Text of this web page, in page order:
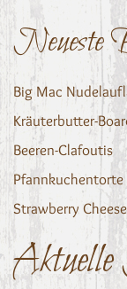
Neueste
Big Mac
Kräuterbutter-
Beeren-Clafoutis
Strawberry